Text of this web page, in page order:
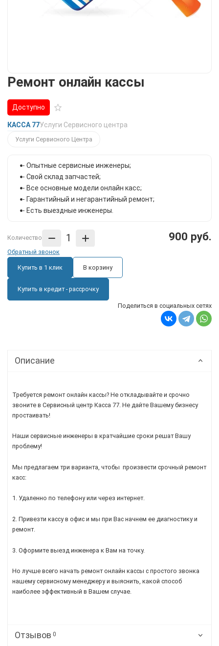
Ремонт онлайн кассы
Доступно
КАССА 77Услуги Сервисного центра
Услуги Сервисного Центра
- Опытные сервисные инженеры;
- Свой склад запчастей;
- Все основные модели онлайн касс;
- Гарантийный и негарантийный ремонт;
- Есть выездные инженеры.
Количество 900 руб.
Обратный звонок
Купить в 1 клик В корзину
Купить в кредит - рассрочку
Поделиться в социальных сетях
Описание
Требуется ремонт онлайн кассы? Не откладывайте и срочно
звоните в Сервисный центр Касса 77. Не дайте Вашему бизнесу
простаивать!
Наши сервисные инженеры в кратчайшие сроки решат Вашу
проблему!
Мы предлагаем три варианта, чтобы произвести срочный ремонт
касс:
1. Удаленно по телефону или через интернет.
2. Привезти кассу в офис и мы при Вас начнем ее диагностику и
ремонт.
3. Оформите выезд инженера к Вам на точку.
Но лучше всего начать ремонт онлайн кассы с простого звонка
нашему сервисному менеджеру и выяснить, какой способ
наиболее эффективный в Вашем случае.
Отзывов 0